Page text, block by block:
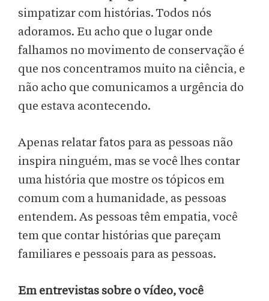
simpatizar com histórias. Todos nós
adoramos. Eu acho que o lugar onde
falhamos no movimento de conservação é
que nos concentramos muito na ciência, e
não acho que comunicamos a urgência do
que estava acontecendo.
Apenas relatar fatos para as pessoas não
inspira ninguém, mas se você lhes contar
uma história que mostre os tópicos em
comum com a humanidade, as pessoas
entendem. As pessoas têm empatia, você
tem que contar histórias que pareçam
familiares e pessoais para as pessoas.
Em entrevistas sobre o vídeo, você